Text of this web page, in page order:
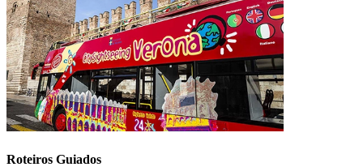
Roteiros Guiados